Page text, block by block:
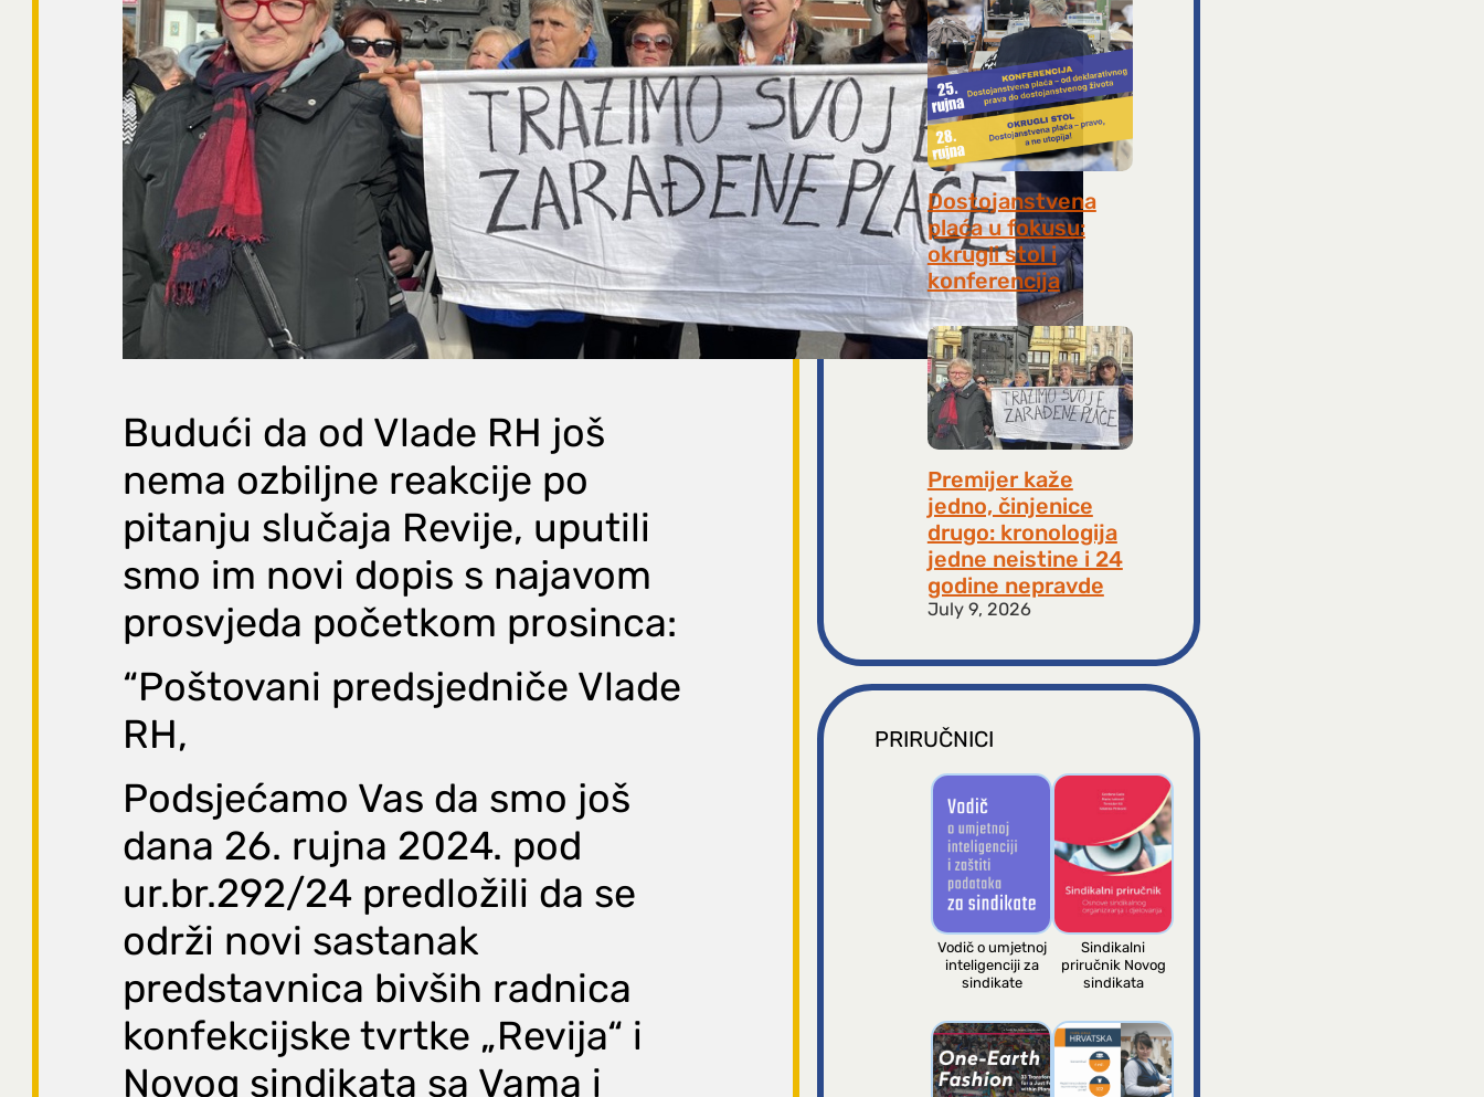
Budući da od Vlade RH još
nema ozbiljne reakcije po
pitanju slučaja Revije, uputili
smo im novi dopis s najavom
prosvjeda početkom prosinca:
“Poštovani predsjedniče Vlade
RH,
Podsjećamo Vas da smo još
dana 26. rujna 2024. pod
ur.br.292/24 predložili da se
održi novi sastanak
predstavnica bivših radnica
konfekcijske tvrtke „Revija“ i
Novog sindikata sa Vama i
Dostojanstvena
plaća u fokusu:
okrugli stol i
konferencija
July 28, 2026
Premijer kaže
jedno, činjenice
drugo: kronologija
jedne neistine i 24
godine nepravde
July 9, 2026
PRIRUČNICI
Vodič o umjetnoj
inteligenciji za
sindikate
Sindikalni
priručnik Novog
sindikata